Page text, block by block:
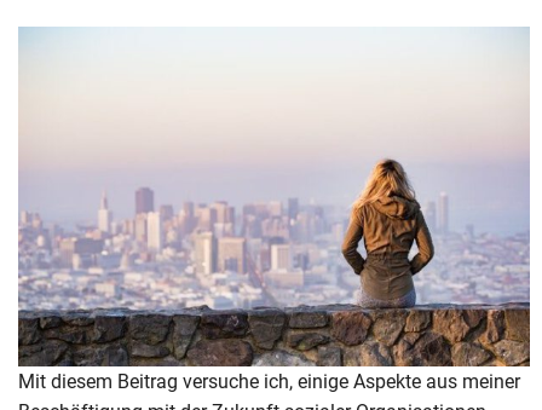
Mit diesem Beitrag versuche ich, einige Aspekte aus meiner